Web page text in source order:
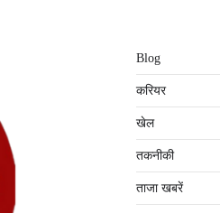
Blog
करियर
खेल
तकनीकी
ताजा खबरें